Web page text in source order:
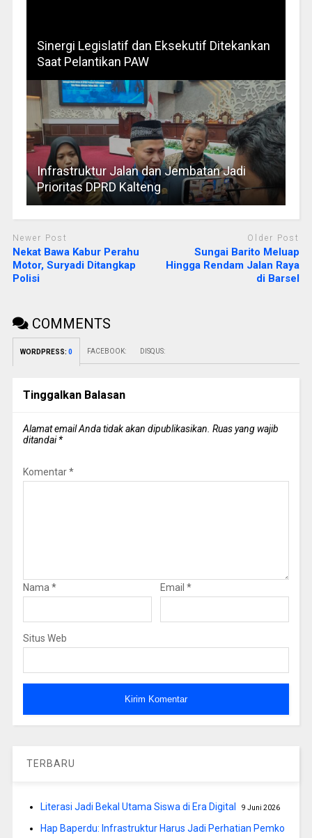
Sinergi Legislatif dan Eksekutif Ditekankan
Saat Pelantikan PAW
Infrastruktur Jalan dan Jembatan Jadi
Prioritas DPRD Kalteng
Newer Post
Nekat Bawa Kabur Perahu
Motor, Suryadi Ditangkap
Polisi
Older Post
Sungai Barito Meluap
Hingga Rendam Jalan Raya
di Barsel
COMMENTS
WORDPRESS: 0 FACEBOOK: DISQUS:
Tinggalkan Balasan
Alamat email Anda tidak akan dipublikasikan. Ruas yang wajib
ditandai*
Komentar*
Nama* Email *
Situs Web
TERBARU
Literasi Jadi Bekal Utama Siswa di Era Digital 9 Juni 2026
Hap Baperdu: Infrastruktur Harus Jadi Perhatian Pemko